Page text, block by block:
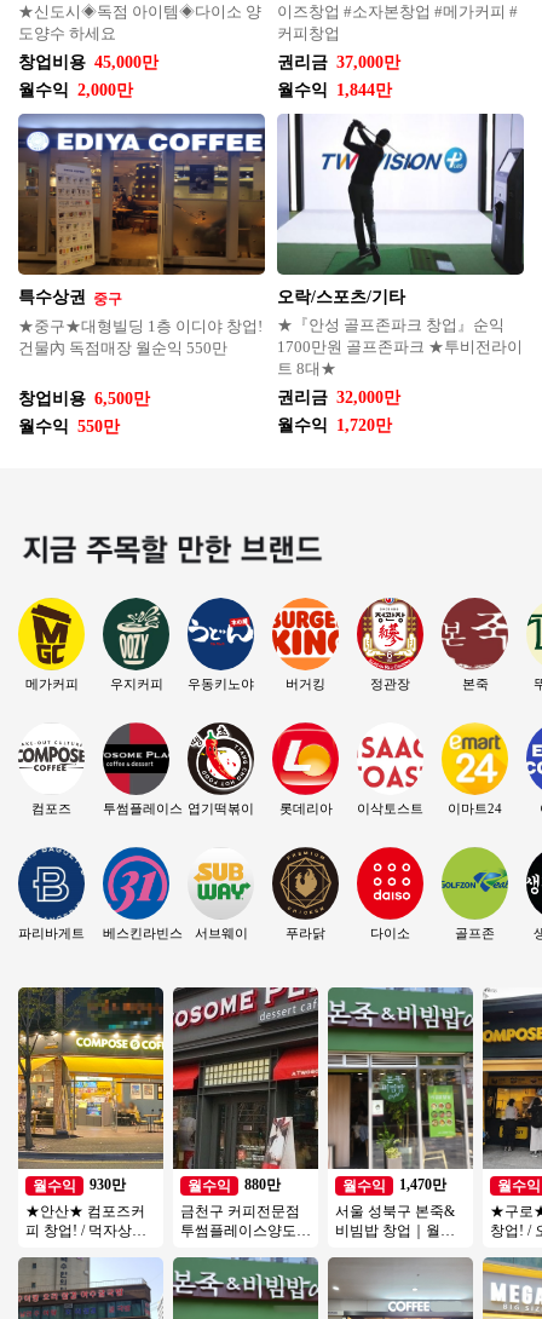
★신도시◈독점 아이템◈다이소 양
도양수 하세요
창업비용 45,000만
월수익 2,000만
이즈창업 #소자본창업 #메가커피 #
커피창업
권리금 37,000만
월수익
1,844만
특수상권 중구
★중구★대형빌딩 1층 이디야 창업!
건물內 독점매장 월순익 550만
창업비용 6,500만
월수익 550만
오락/스포츠/기타
★『안성 골프존파크 창업』순익
1700만원 골프존파크 ★투비전라이
트 8대★
권리금 32,000만
월수익
1,720만
메가커피
컴포즈
파리바게트
우지커피
투썸플레이스
베스킨라빈스
우동키노야
엽기떡볶이
서브웨이
버거킹
롯데리아
푸라닭
정관장
이삭토스트
다이소
본죽
이마트24
골프존
월수익
930만
★안산★ 컴포즈커
피 창업! / 먹자상권
비중! / 고수익창업
월수익
880만
금천구 커피전문점
투썸플레이스양도양
연락주세요
월수익
1,470만
서울 성북구 본죽&
비빔밥 창업｜월매
1억5천 창업 분석
월수익
★구로
창업! /
토 운영!